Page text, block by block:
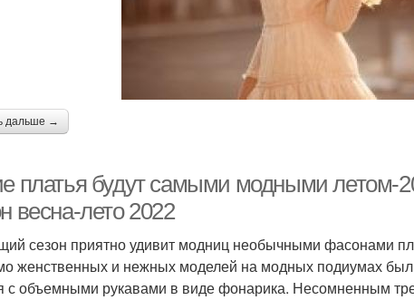
дальше →
платья будут самыми модными
весна-лето 2022
сезон приятно удивит модниц необычными фасонами
женственных и нежных моделей на модных подиумах
с объемными рукавами в виде фонарика. Несомненным